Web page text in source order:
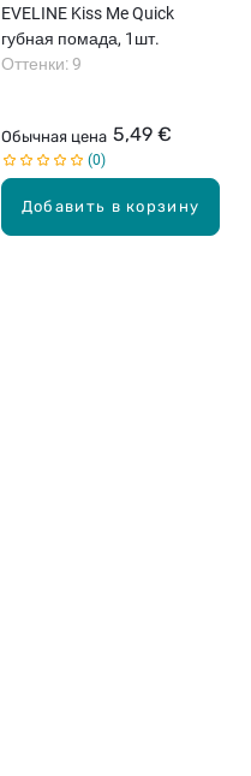
Добавить в корзину
EVELINE Kiss Me Quick
губная помада, 1шт.
Обычная цена 5,49 €
Оттенки: 9
0